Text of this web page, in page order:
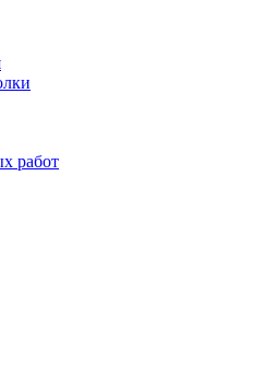
работ